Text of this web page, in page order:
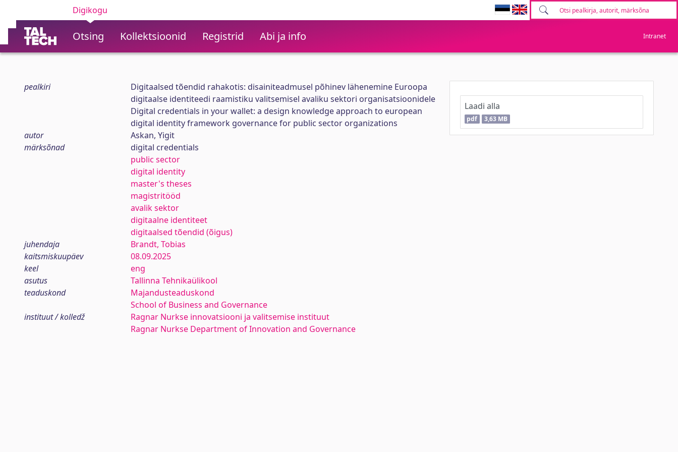
Digikogu
Otsing Kollektsioonid Registrid Abi ja info Intranet
pealkiri
Digitaalsed tõendid rahakotis: disainiteadmusel põhinev lähenemine Euroopa
digitaalse identiteedi raamistiku valitsemisel avaliku sektori organisatsioonidele
Digital credentials in your wallet: a design knowledge approach to european
digital identity framework governance for public sector organizations
autor
Askan, Yigit
märksõnad
digital credentials
public sector
digital identity
master's theses
magistritööd
avalik sektor
digitaalne identiteet
digitaalsed tõendid (õigus)
juhendaja
Brandt, Tobias
kaitsmiskuupäev
08.09.2025
keel
eng
asutus
Tallinna Tehnikaülikool
teaduskond
Majandusteaduskond
School of Business and Governance
instituut / kolledž
Ragnar Nurkse innovatsiooni ja valitsemise instituut
Ragnar Nurkse Department of Innovation and Governance
Laadi alla
pdf 3,63 MB